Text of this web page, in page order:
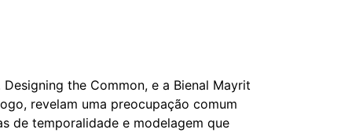
the Common, e a Bienal Mayrit
revelam uma preocupação comum
de temporalidade e modelagem que